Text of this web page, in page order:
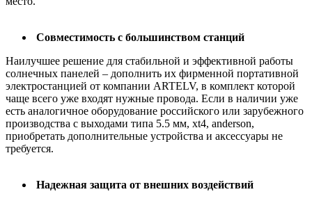
Совместимость с большинством станций
Наилучшее решение для стабильной и эффективной работы
солнечных панелей – дополнить их фирменной портативной
электростанцией от компании ARTELV, в комплект которой
чаще всего уже входят нужные провода. Если в наличии уже
есть аналогичное оборудование российского или зарубежного
производства с выходами типа 5.5 мм, xt4, anderson,
приобретать дополнительные устройства и аксессуары не
требуется.
Надежная защита от внешних воздействий